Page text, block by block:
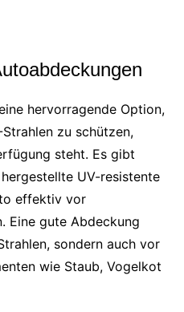
hervorragende Option,
zu schützen,
steht. Es gibt
UV-resistente
effektiv vor
Eine gute Abdeckung
sondern auch vor
wie Staub, Vogelkot